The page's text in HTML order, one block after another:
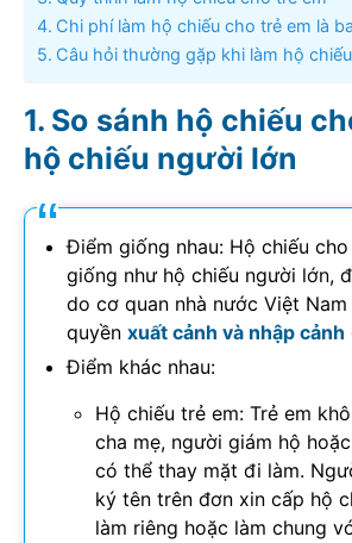
Chi phí làm hộ chiếu cho trẻ em là
Câu hỏi thường gặp khi làm hộ
So sánh hộ chiếu
hộ chiếu người lớn
Điểm giống nhau: Hộ chiếu
giống như hộ chiếu người lớn,
do cơ quan nhà nước Việt
quyền xuất cảnh và nhập cảnh
Điểm khác nhau:
Hộ chiếu trẻ em: Trẻ em
cha mẹ, người giám hộ
có thể thay mặt đi làm.
ký tên trên đơn xin cấp hộ
làm riêng hoặc làm chung